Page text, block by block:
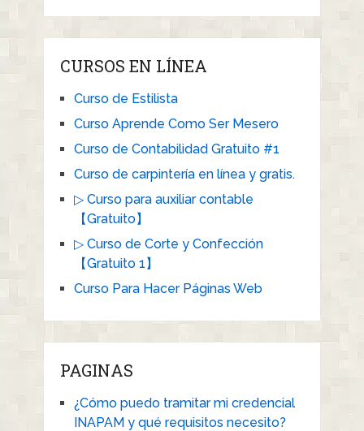
CURSOS EN LÍNEA
Curso de Estilista
Curso Aprende Como Ser Mesero
Curso de Contabilidad Gratuito #1
Curso de carpintería en línea y gratis.
▷ Curso para auxiliar contable
【Gratuito】
▷ Curso de Corte y Confección
【Gratuito 1】
Curso Para Hacer Páginas Web
PAGINAS
¿Cómo puedo tramitar mi credencial
INAPAM y qué requisitos necesito?